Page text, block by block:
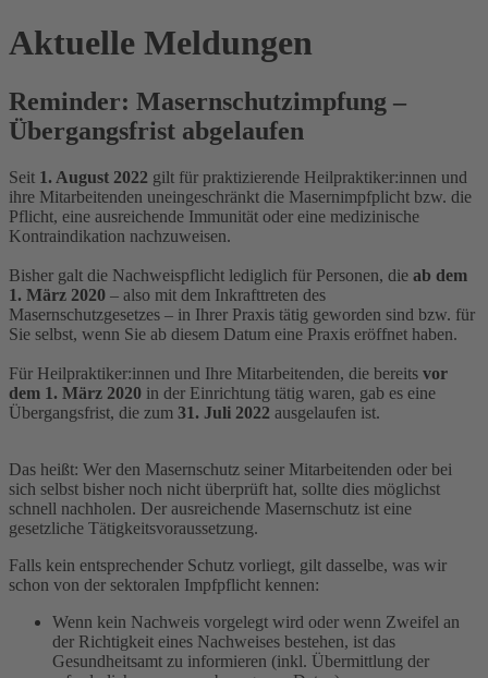
Aktuelle Meldungen
Reminder: Masernschutzimpfung –
Übergangsfrist abgelaufen
Seit 1. August 2022 gilt für praktizierende Heilpraktiker:innen und
ihre Mitarbeitenden uneingeschränkt die Masernimpfplicht bzw. die
Pflicht, eine ausreichende Immunität oder eine medizinische
Kontraindikation nachzuweisen.
Bisher galt die Nachweispflicht lediglich für Personen, die ab dem
1. März 2020 – also mit dem Inkrafttreten des
Masernschutzgesetzes – in Ihrer Praxis tätig geworden sind bzw. für
Sie selbst, wenn Sie ab diesem Datum eine Praxis eröffnet haben.
Für Heilpraktiker:innen und Ihre Mitarbeitenden, die bereits vor
dem 1. März 2020 in der Einrichtung tätig waren, gab es eine
Übergangsfrist, die zum 31. Juli 2022 ausgelaufen ist.
Das heißt: Wer den Masernschutz seiner Mitarbeitenden oder bei
sich selbst bisher noch nicht überprüft hat, sollte dies möglichst
schnell nachholen. Der ausreichende Masernschutz ist eine
gesetzliche Tätigkeitsvoraussetzung.
Falls kein entsprechender Schutz vorliegt, gilt dasselbe, was wir
schon von der sektoralen Impfpflicht kennen:
Wenn kein Nachweis vorgelegt wird oder wenn Zweifel an
der Richtigkeit eines Nachweises bestehen, ist das
Gesundheitsamt zu informieren (inkl. Übermittlung der